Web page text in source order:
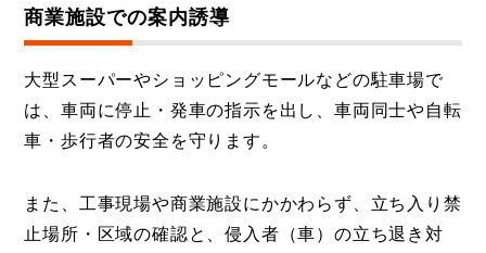
商業施設での案内誘導
大型スーパーやショッピングモールなどの駐車場で
は、車両に停止・発車の指示を出し、車両同士や自転
車・歩行者の安全を守ります。
また、工事現場や商業施設にかかわらず、立ち入り禁
止場所・区域の確認と、侵入者（車）の立ち退き対